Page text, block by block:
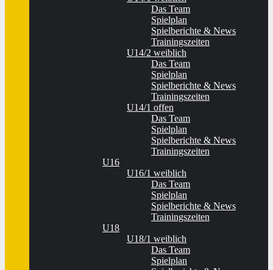
Das Team
Spielplan
Spielberichte & News
Trainingszeiten
U14/2 weiblich
Das Team
Spielplan
Spielberichte & News
Trainingszeiten
U14/1 offen
Das Team
Spielplan
Spielberichte & News
Trainingszeiten
U16
U16/1 weiblich
Das Team
Spielplan
Spielberichte & News
Trainingszeiten
U18
U18/1 weiblich
Das Team
Spielplan